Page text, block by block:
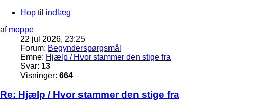
Hop til indlæg
af moppe
22 jul 2026, 23:25
Forum: Begynderspørgsmål
Emne: Hjælp / Hvor stammer den stige fra
Svar: 13
Visninger: 664
Re: Hjælp / Hvor stammer den stige fra